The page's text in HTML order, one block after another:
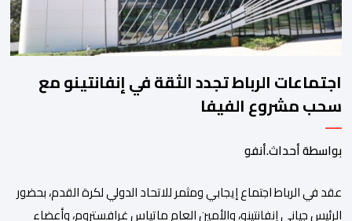
اجتماعات الرباط تجدد الثقة في إنفانتينو مع
سحب مشروع الفيفا
بواسطة أحداث.أنفو
عقد في الرباط اجتماع إيجابي ومثمر للاتحاد الدولي لكرة القدم، بحضور
الرئيس جياني إنفانتينو، والأمين العام ماتياس غرافستروم، وأعضاء